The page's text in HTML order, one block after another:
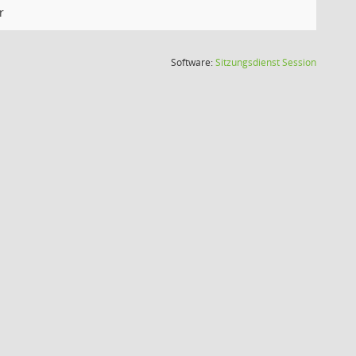
Software:SitzungsdienstSession(Wird in